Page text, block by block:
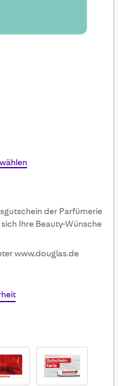
der Parfümerie
Ihre Beauty-Wünsche
www.douglas.de